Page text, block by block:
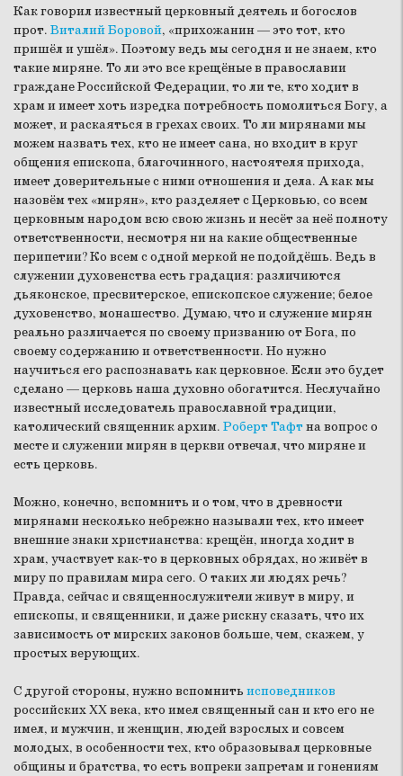
Как говорил известный церковный деятель и богослов
прот. Виталий Боровой, «прихожанин — это тот, кто
пришёл и ушёл». Поэтому ведь мы сегодня и не знаем, кто
такие миряне. То ли это все крещёные в православии
граждане Российской Федерации, то ли те, кто ходит в
храм и имеет хоть изредка потребность помолиться Богу, а
может, и раскаяться в грехах своих. То ли мирянами мы
можем назвать тех, кто не имеет сана, но входит в круг
общения епископа, благочинного, настоятеля прихода,
имеет доверительные с ними отношения и дела. А как мы
назовём тех «мирян», кто разделяет с Церковью, со всем
церковным народом всю свою жизнь и несёт за неё полноту
ответственности, несмотря ни на какие общественные
перипетии? Ко всем с одной меркой не подойдёшь. Ведь в
служении духовенства есть градация: различиются
дьяконское, пресвитерское, епископское служение; белое
духовенство, монашество. Думаю, что и служение мирян
реально различается по своему призванию от Бога, по
своему содержанию и ответственности. Но нужно
научиться его распознавать как церковное. Если это будет
сделано — церковь наша духовно обогатится. Неслучайно
известный исследователь православной традиции,
католический священник архим. Роберт Тафтна вопрос о
месте и служении мирян в церкви отвечал, что миряне и
есть церковь.
Можно, конечно, вспомнить и о том, что в древности
мирянами несколько небрежно называли тех, кто имеет
внешние знаки христианства: крещён, иногда ходит в
храм, участвует как-то в церковных обрядах, но живёт в
миру по правилам мира сего. О таких ли людях речь?
Правда, сейчас и священнослужители живут в миру, и
епископы, и священники, и даже рискну сказать, что их
зависимость от мирских законов больше, чем, скажем, у
простых верующих.
С другой стороны, нужно вспомнить исповедников
российских XX века, кто имел священный сан и кто его не
имел, и мужчин, и женщин, людей взрослых и совсем
молодых, в особенности тех, кто образовывал церковные
общины и братства, то есть вопреки запретам и гонениям